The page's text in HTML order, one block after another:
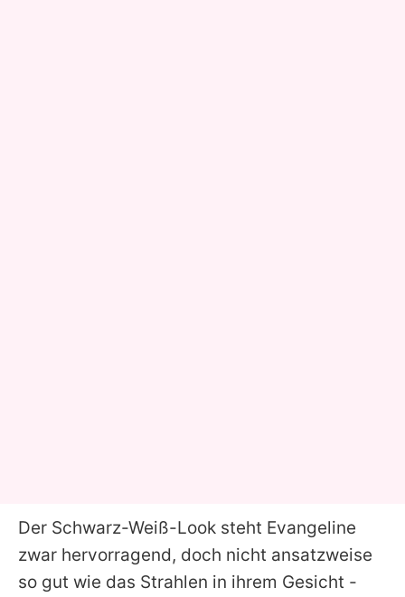
Der Schwarz-Weiß-Look steht Evangeline
zwar hervorragend, doch nicht ansatzweise
so gut wie das Strahlen in ihrem Gesicht -